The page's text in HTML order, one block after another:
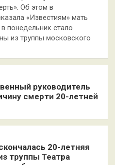
Об этом в
«Известиям» мать
понедельник стало
из труппы московского
руководитель
смерти 20-летней
20-летняя
труппы Театра